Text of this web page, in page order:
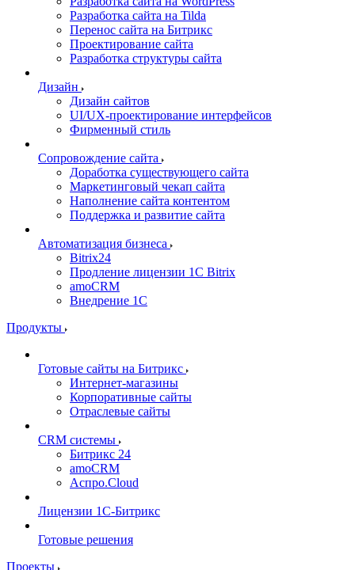
Разработка сайта на Tilda
Перенос сайта на Битрикс
Проектирование сайта
Разработка структуры сайта
Дизайн
Дизайн сайтов
UI/UX-проектирование интерфейсов
Фирменный стиль
Сопровождение сайта
Доработка существующего сайта
Маркетинговый чекап сайта
Наполнение сайта контентом
Поддержка и развитие сайта
Автоматизация бизнеса
Bitrix24
Продление лицензии 1C Bitrix
amoCRM
Внедрение 1C
Продукты
Готовые сайты на Битрикс
Интернет-магазины
Корпоративные сайты
Отраслевые сайты
CRM системы
Битрикс 24
amoCRM
Аспро.Cloud
Лицензии 1С-Битрикс
Готовые решения
Проекты